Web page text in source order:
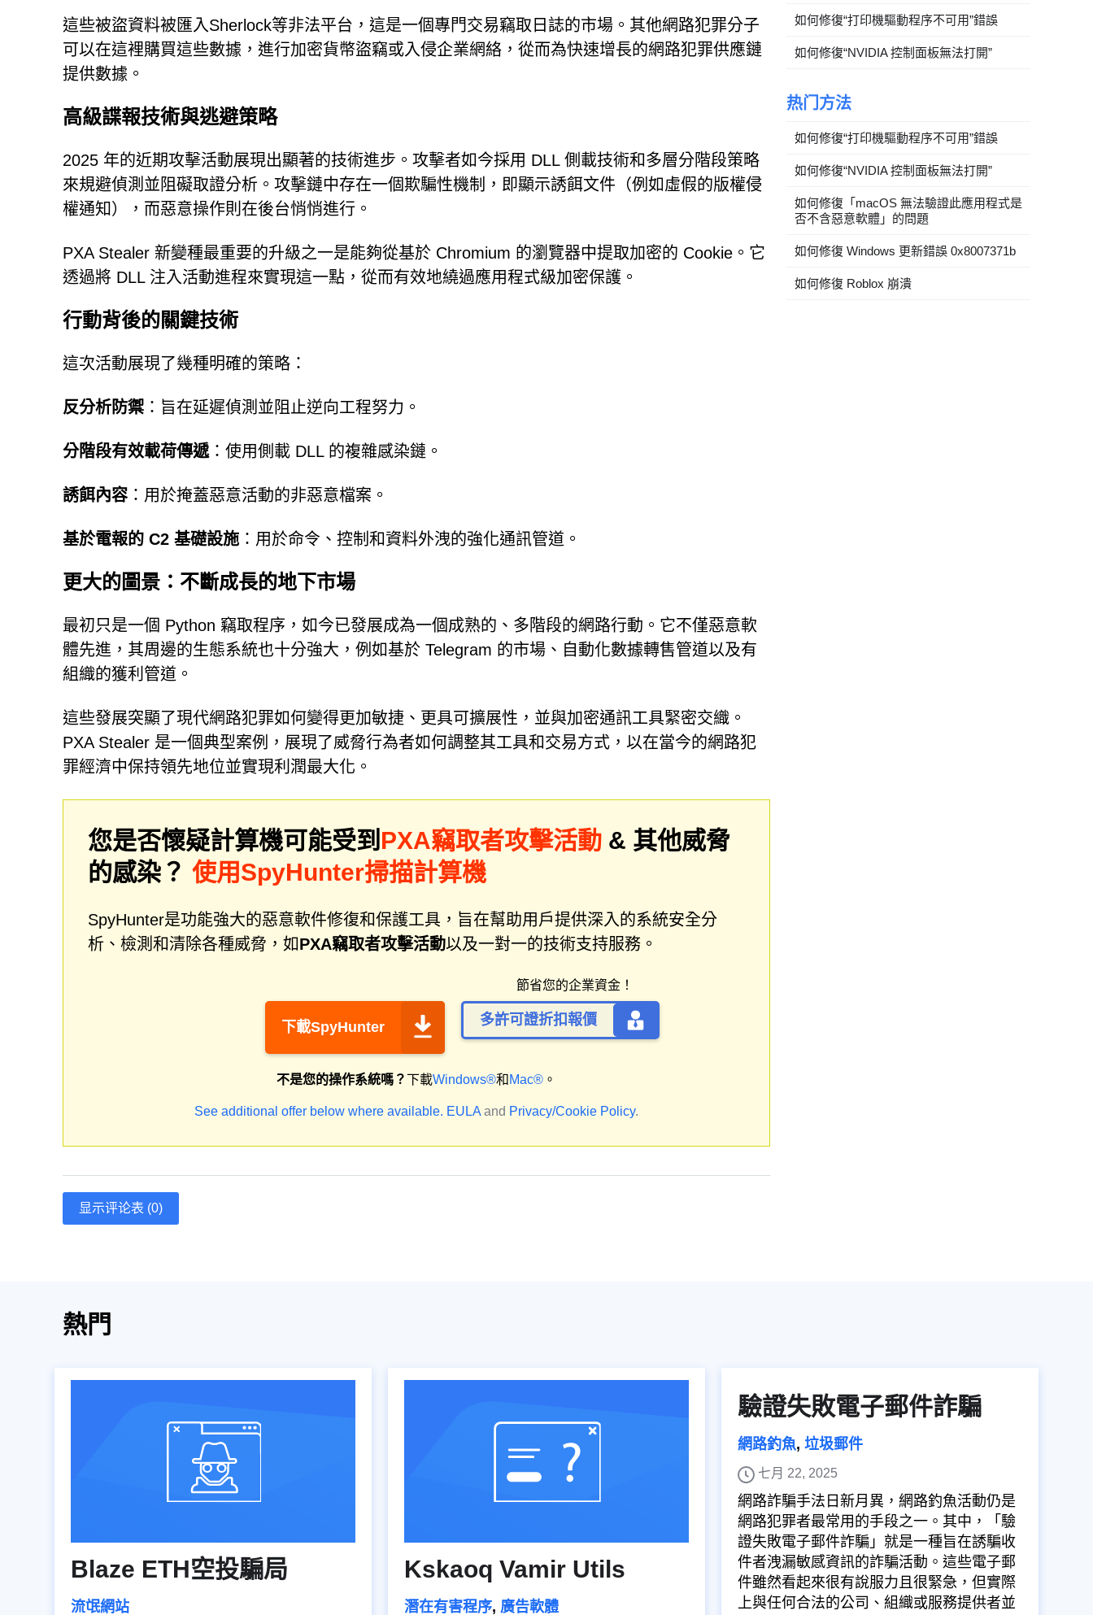
這些被盜資料被匯入Sherlock等非法平台，這是一個專門交易竊取日誌的市場。其他網路犯罪分子
可以在這裡購買這些數據，進行加密貨幣盜竊或入侵企業網絡，從而為快速增長的網路犯罪供應鏈
提供數據。
高級諜報技術與逃避策略
2025 年的近期攻擊活動展現出顯著的技術進步。攻擊者如今採用 DLL 側載技術和多層分階段策略
來規避偵測並阻礙取證分析。攻擊鏈中存在一個欺騙性機制，即顯示誘餌文件（例如虛假的版權侵
權通知），而惡意操作則在後台悄悄進行。
PXA Stealer 新變種最重要的升級之一是能夠從基於 Chromium 的瀏覽器中提取加密的 Cookie。它
透過將 DLL 注入活動進程來實現這一點，從而有效地繞過應用程式級加密保護。
行動背後的關鍵技術
這次活動展現了幾種明確的策略：
反分析防禦 ：旨在延遲偵測並阻止逆向工程努力。
分階段有效載荷傳遞 ：使用側載 DLL 的複雜感染鏈。
誘餌內容：用於掩蓋惡意活動的非惡意檔案。
基於電報的 C2 基礎設施 ：用於命令、控制和資料外洩的強化通訊管道。
更大的圖景：不斷成長的地下市場
最初只是一個 Python 竊取程序，如今已發展成為一個成熟的、多階段的網路行動。它不僅惡意軟
體先進，其周邊的生態系統也十分強大，例如基於 Telegram 的市場、自動化數據轉售管道以及有
組織的獲利管道。
這些發展突顯了現代網路犯罪如何變得更加敏捷、更具可擴展性，並與加密通訊工具緊密交織。
PXA Stealer 是一個典型案例，展現了威脅行為者如何調整其工具和交易方式，以在當今的網路犯
罪經濟中保持領先地位並實現利潤最大化。
您是否懷疑計算機可能受到 PXA竊取者攻擊活動 & 其他威脅
的感染？ 使用SpyHunter掃描計算機
SpyHunter是功能強大的惡意軟件修復和保護工具，旨在幫助用戶提供深入的系統安全分
析、檢測和清除各種威脅，如PXA竊取者攻擊活動以及一對一的技術支持服務。
下載SpyHunter
節省您的企業資金！
多許可證折扣報價
不是您的操作系統嗎？下載Windows®和 Mac® 。
See additional offer below where available. EULA and Privacy/Cookie Policy.
显示评论表 (0)
如何修復“打印機驅動程序不可用”錯誤
如何修復“NVIDIA 控制面板無法打開”
热门方法
如何修復“打印機驅動程序不可用”錯誤
如何修復“NVIDIA 控制面板無法打開”
如何修復「macOS 無法驗證此應用程式是
否不含惡意軟體」的問題
如何修復 Windows 更新錯誤 0x8007371b
如何修復 Roblox 崩潰
熱門
Blaze ETH空投騙局
流氓網站
Kskaoq Vamir Utils
潛在有害程序, 廣告軟體
驗證失敗電子郵件詐騙
網路釣魚, 垃圾郵件
七月 22, 2025
網路詐騙手法日新月異，網路釣魚活動仍是
網路犯罪者最常用的手段之一。其中，「驗
證失敗電子郵件詐騙」就是一種旨在誘騙收
件者洩漏敏感資訊的詐騙活動。這些電子郵
件雖然看起來很有說服力且很緊急，但實際
上與任何合法的公司、組織或服務提供者並